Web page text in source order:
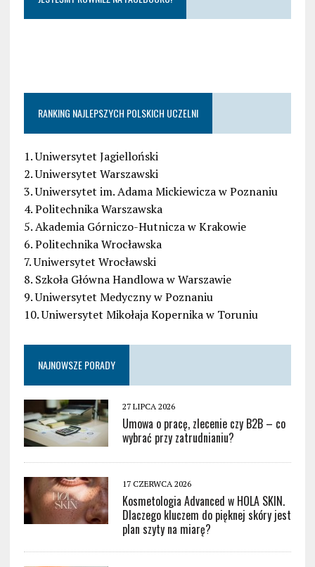
RANKING NAJLEPSZYCH POLSKICH UCZELNI
1. Uniwersytet Jagielloński
2. Uniwersytet Warszawski
3. Uniwersytet im. Adama Mickiewicza w Poznaniu
4. Politechnika Warszawska
5. Akademia Górniczo-Hutnicza w Krakowie
6. Politechnika Wrocławska
7. Uniwersytet Wrocławski
8. Szkoła Główna Handlowa w Warszawie
9. Uniwersytet Medyczny w Poznaniu
10. Uniwersytet Mikołaja Kopernika w Toruniu
NAJNOWSZE PORADY
27 LIPCA 2026
Umowa o pracę, zlecenie czy B2B – co
wybrać przy zatrudnianiu?
17 CZERWCA 2026
Kosmetologia Advanced w HOLA SKIN.
Dlaczego kluczem do pięknej skóry jest
plan szyty na miarę?